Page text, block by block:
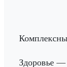
Здоровье —